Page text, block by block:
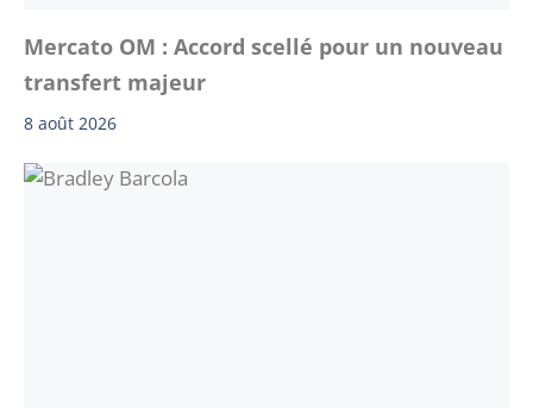
Mercato OM : Accord scellé pour un nouveau
transfert majeur
8 août 2026